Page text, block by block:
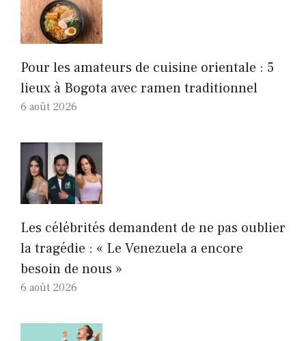
Pour les amateurs de cuisine orientale : 5
lieux à Bogota avec ramen traditionnel
6 août 2026
Les célébrités demandent de ne pas oublier
la tragédie : « Le Venezuela a encore
besoin de nous »
6 août 2026